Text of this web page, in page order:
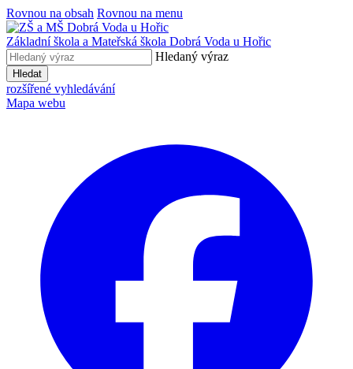
Rovnou na obsah Rovnou na menu
Základní škola a Mateřská škola Dobrá Voda u Hořic
Hledaný výraz
Hledat
rozšířené vyhledávání
Mapa webu